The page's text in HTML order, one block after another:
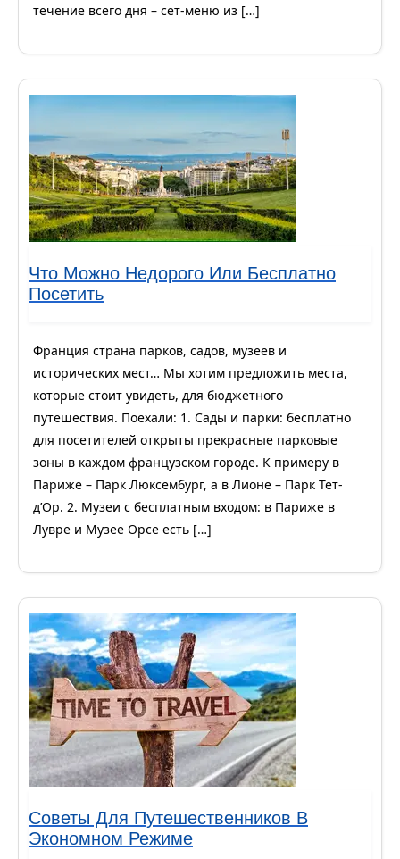
течение всего дня – сет-меню из […]
Что Можно Недорого Или Бесплатно
Посетить
Франция страна парков, садов, музеев и
исторических мест… Мы хотим предложить места,
которые стоит увидеть, для бюджетного
путешествия. Поехали: 1. Сады и парки: бесплатно
для посетителей открыты прекрасные парковые
зоны в каждом французском городе. К примеру в
Париже – Парк Люксембург, а в Лионе – Парк Тет-
д’Ор. 2. Музеи с бесплатным входом: в Париже в
Лувре и Музее Орсе есть […]
Советы Для Путешественников В
Экономном Режиме